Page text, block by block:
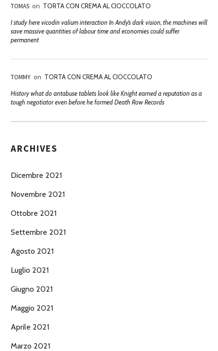
TOMAS on TORTA CON CREMA AL CIOCCOLATO
I study here vicodin valium interaction In Andy’s dark vision, the machines will
save massive quantities of labour time and economies could suffer
permanent
TOMMY on TORTA CON CREMA AL CIOCCOLATO
History what do antabuse tablets look like Knight earned a reputation as a
tough negotiator even before he formed Death Row Records
ARCHIVES
Dicembre 2021
Novembre 2021
Ottobre 2021
Settembre 2021
Agosto 2021
Luglio 2021
Giugno 2021
Maggio 2021
Aprile 2021
Marzo 2021